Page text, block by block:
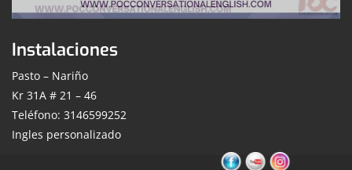
Instalaciones
Pasto – Nariño
Kr 31A # 21 – 46
Teléfono: 3146599252
Ingles personalizado